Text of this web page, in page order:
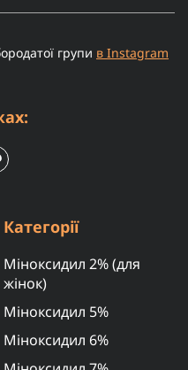
групи в Instagram
Категорії
Міноксидил 2% (для
жінок)
Міноксидил 5%
Міноксидил 6%